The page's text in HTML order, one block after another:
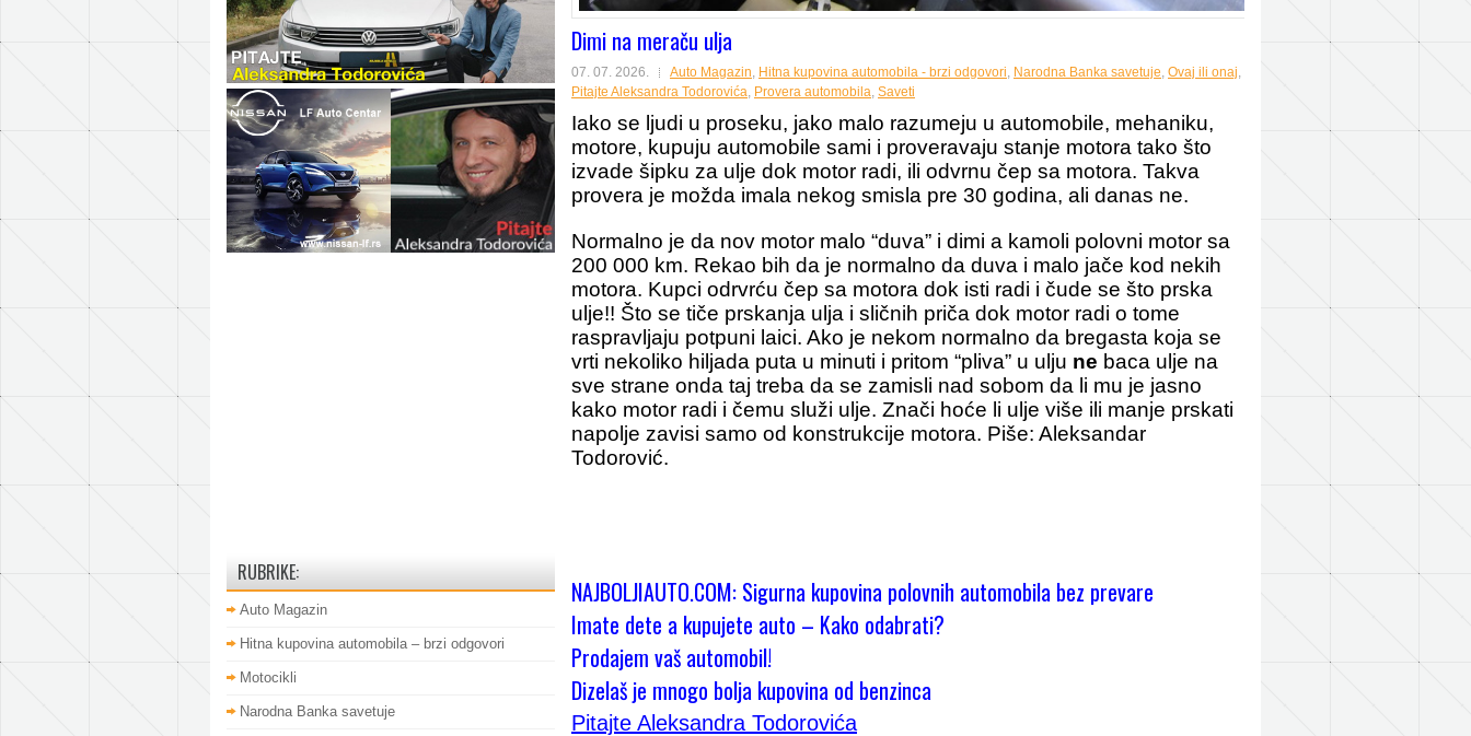
Dimi na meraču ulja
07. 07. 2026. Auto Magazin Hitna kupovina automobila - brzi odgovori Narodna Banka savetuje Ovaj ili onaj
Pitajte Aleksandra Todorovića Provera automobila Saveti
Iako se ljudi u proseku, jako malo razumeju u automobile, mehaniku,
motore, kupuju automobile sami i proveravaju stanje motora tako što
izvade šipku za ulje dok motor radi, ili odvrnu čep sa motora. Takva
provera je možda imala nekog smisla pre 30 godina, ali danas ne.
Normalno je da nov motor malo “duva” i dimi a kamoli polovni motor sa
200 000 km. Rekao bih da je normalno da duva i malo jače kod nekih
motora. Kupci odrvrću čep sa motora dok isti radi i čude se što prska
ulje!! Što se tiče prskanja ulja i sličnih priča dok motor radi o tome
raspravljaju potpuni laici. Ako je nekom normalno da bregasta koja se
vrti nekoliko hiljada puta u minuti i pritom “pliva” u ulju ne baca ulje na
sve strane onda taj treba da se zamisli nad sobom da li mu je jasno
kako motor radi i čemu služi ulje. Znači hoće li ulje više ili manje prskati
napolje zavisi samo od konstrukcije motora. Piše: Aleksandar
Todorović.
NAJBOLJIAUTO.COM: Sigurna kupovina polovnih automobila bez prevare
Imate dete a kupujete auto – Kako odabrati?
Prodajem vaš automobil!
Dizelaš je mnogo bolja kupovina od benzinca
Pitajte Aleksandra Todorovića
RUBRIKE:
Auto Magazin
Hitna kupovina automobila – brzi odgovori
Motocikli
Narodna Banka savetuje